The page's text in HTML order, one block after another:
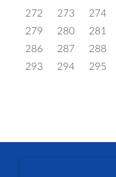
272
273 274
279
280 281
286
287 288
293
294 295